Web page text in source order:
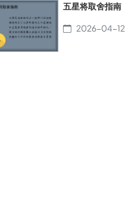
五星将取舍指南
2026-04-12